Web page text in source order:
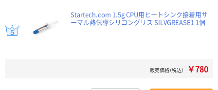
Startech.com 1.5g CPU用ヒートシンク接着用サ
ーマル熱伝導シリコングリス SILVGREASE1 1個
販売価格（税込） ￥780